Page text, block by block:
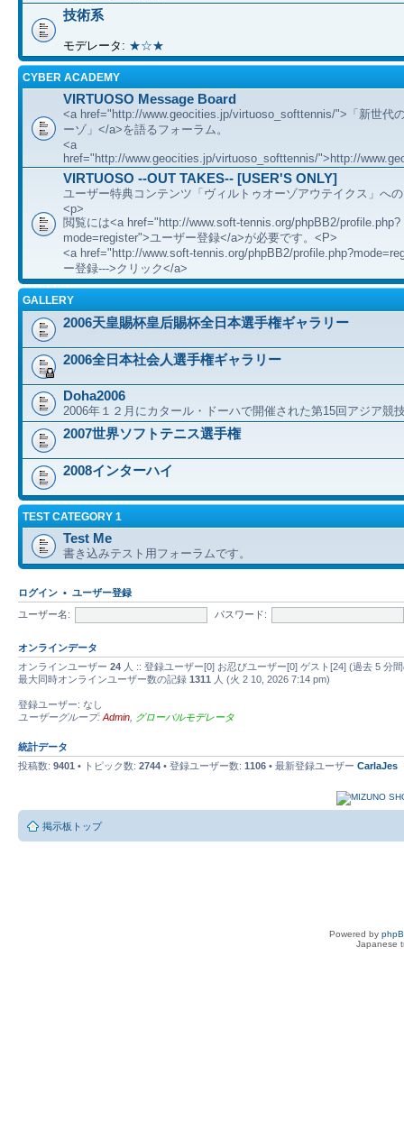
技術系
モデレータ: ★☆★
CYBER ACADEMY
VIRTUOSO Message Board
<a href="http://www.geocities.jp/virtuoso_softtennis/">「新世代
ーゾ」</a>を語るフォーラム。
<a
href="http://www.geocities.jp/virtuoso_softtennis/">http://
VIRTUOSO --OUT TAKES-- [USER'S ONLY]
ユーザー特典コンテンツ「ヴィルトゥオーゾアウテイクス」へ
<p>
閲覧には<a href="http://www.soft-tennis.org/phpBB2/profile.php?
mode=register">ユーザー登録</a>が必要です。<P>
<a href="http://www.soft-tennis.org/phpBB2/
ー登録--->クリック</a>
GALLERY
2006天皇賜杯皇后賜杯全日本選手権ギャラリー
2006全日本社会人選手権ギャラリー
Doha2006
2006年１２月にカタール・ドーハで開催された第15回アジア競
2007世界ソフトテニス選手権
2008インターハイ
TEST CATEGORY 1
Test Me
書き込みテスト用フォーラムです。
ログイン • ユーザー登録
ユーザー名: パスワード:
オンラインデータ
オンラインユーザー 24 人 :: 登録ユーザー[0] お忍びユーザー[0] ゲスト[24] (過去 5 分
最大同時オンラインユーザー数の記録 1311 人 (火 2 10, 2026 7:14 pm)
登録ユーザー: なし
ユーザーグループ: Admin グローバルモデレータ
統計データ
投稿数: 9401 • トピック数: 2744 • 登録ユーザー数: 1106 • 最新登録ユーザー CarlaJes
掲示板トップ
Powered by
Japanese